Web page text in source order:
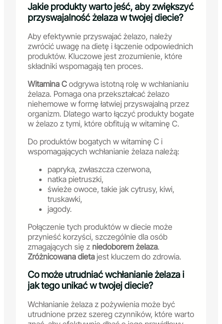
Jakie produkty warto jeść, aby zwiększyć
przyswajalność żelaza w twojej diecie?
Aby efektywnie przyswajać żelazo, należy
zwrócić uwagę na dietę i łączenie odpowiednich
produktów. Kluczowe jest zrozumienie, które
składniki wspomagają ten proces.
Witamina C odgrywa istotną rolę w wchłanianiu
żelaza. Pomaga ona przekształcać żelazo
niehemowe w formę łatwiej przyswajalną przez
organizm. Dlatego warto łączyć produkty bogate
w żelazo z tymi, które obfitują w witaminę C.
Do produktów bogatych w witaminę C i
wspomagających wchłanianie żelaza należą:
papryka, zwłaszcza czerwona,
natka pietruszki,
świeże owoce, takie jak cytrusy, kiwi,
truskawki,
jagody.
Połączenie tych produktów w diecie może
przynieść korzyści, szczególnie dla osób
zmagających się z niedoborem żelaza.
Zróżnicowana dieta jest kluczem do zdrowia.
Co może utrudniać wchłanianie żelaza i
jak tego unikać w twojej diecie?
Wchłanianie żelaza z pożywienia może być
utrudnione przez szereg czynników, które warto